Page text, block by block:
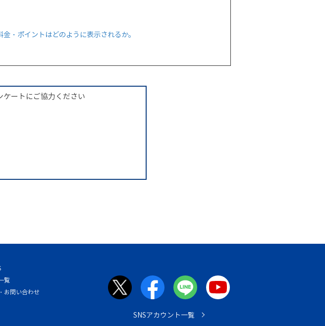
・ポイントはどのように表示されるか。
ートにご協力ください
覧
お問い合わせ
SNSアカウント一覧